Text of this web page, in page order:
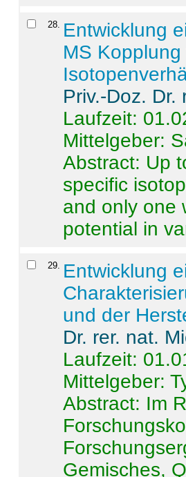
28. Entwicklung
MS
Priv.-Doz.
Laufzeit:
Mittelgeber:
Abstract: Up
specific
and only one
potential in
29. Entwicklung
und der
Dr. rer. nat.
Laufzeit:
Mittelgeber:
Abstract: Im
Gemisches,